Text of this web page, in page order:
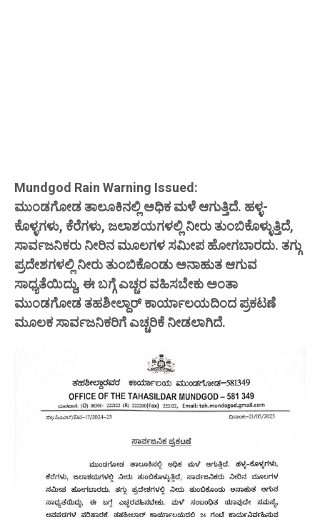
Mundgod Rain Warning Issued:
ಮುಂಡಗೋಡ ತಾಲೂಕಿನಲ್ಲಿ ಅಧಿಕ ಮಳೆ ಆಗುತ್ತಿದೆ. ಹಳ್ಳ-
ಕೊಳ್ಳಗಳು, ಕೆರೆಗಳು, ಜಲಾಶಯಗಳಲ್ಲಿ ನೀರು ತುಂಬಿಕೊಳ್ಳುತ್ತಿದೆ,
ಸಾರ್ವಜನಿಕರು ನೀರಿನ ಮೂಲಗಳ ಸಮೀಪ ಹೋಗಬಾರದು. ತಗ್ಗು
ಪ್ರದೇಶಗಳಲ್ಲಿ ನೀರು ತುಂಬಿಕೊಂಡು ಅನಾಹುತ ಆಗುವ
ಸಾಧ್ಯತೆಯಿದ್ದು, ಈ ಬಗ್ಗೆ ಎಚ್ಚರ ವಹಿಸಬೇಕು ಅಂತಾ
ಮುಂಡಗೋಡ ತಹಶೀಲ್ದಾರ್ ಕಾರ್ಯಾಲಯದಿಂದ ಪ್ರಕಟಣೆ‌
ಮೂಲಕ ಸಾರ್ವಜನಿಕರಿಗೆ ಎಚ್ಚರಿಕೆ ನೀಡಲಾಗಿದೆ.